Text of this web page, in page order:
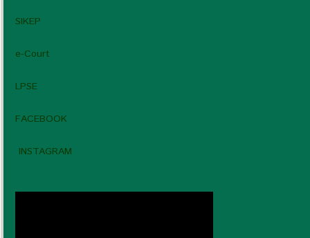
SIKEP
e-Court
LPSE
FACEBOOK
INSTAGRAM